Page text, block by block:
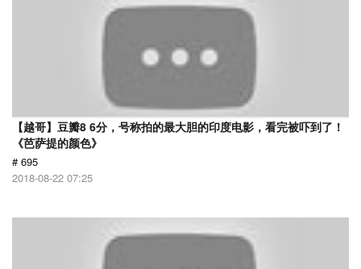
【越哥】豆瓣8 6分，号称拍的最大胆的印度电影，看完被吓到了！
《芭萨提的颜色》
# 695
2018-08-22 07:25